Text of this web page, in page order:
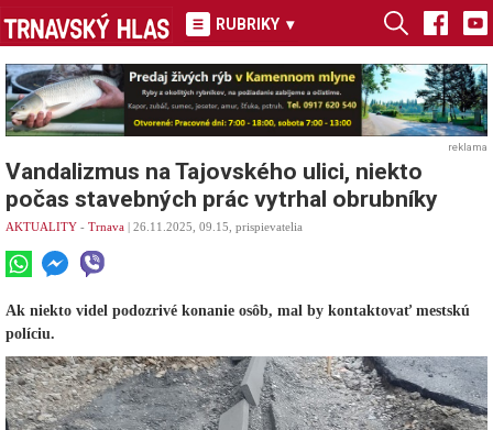
RUBRIKY ▾
reklama
Vandalizmus na Tajovského ulici, niekto
počas stavebných prác vytrhal obrubníky
AKTUALITY - Trnava | 26.11.2025, 09.15, prispievatelia
Ak niekto videl podozrivé konanie osôb, mal by kontaktovať mestskú
políciu.